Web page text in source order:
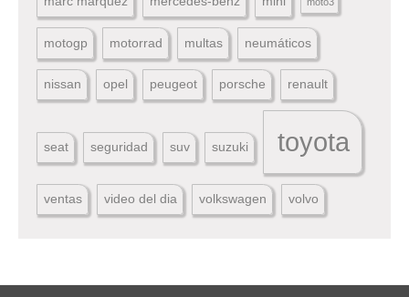
motogp motorrad multas neumáticos
nissan opel peugeot porsche renault
seat seguridad suv suzuki toyota
ventas video del dia volkswagen volvo